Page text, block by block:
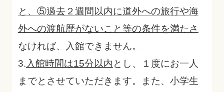
と、⑤過去２週間以内に道外への旅行や海
外への渡航歴がないこと等の条件を満たさ
なければ、入館できません。
3. 入館時間は15分以内 とし、１度にお一人
までとさせていただきます。また、小学生